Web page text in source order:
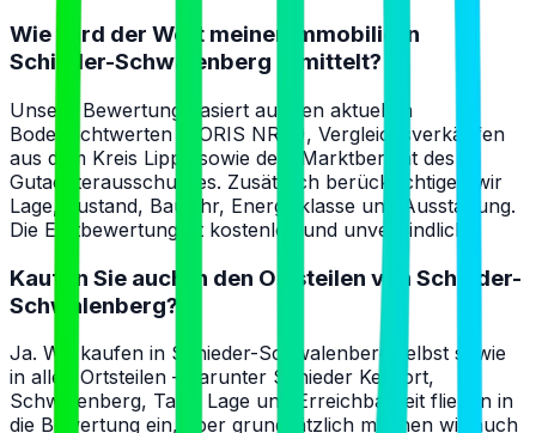
Wie wird der Wert meiner Immobilie in
Schieder-Schwalenberg ermittelt?
Unsere Bewertung basiert auf den aktuellen
Bodenrichtwerten (BORIS NRW), Vergleichsverkäufen
aus dem Kreis Lippe sowie dem Marktbericht des
Gutachterausschusses. Zusätzlich berücksichtigen wir
Lage, Zustand, Baujahr, Energieklasse und Ausstattung.
Die Erstbewertung ist kostenlos und unverbindlich.
Kaufen Sie auch in den Ortsteilen von Schieder-
Schwalenberg?
Ja. Wir kaufen in Schieder-Schwalenberg selbst sowie
in allen Ortsteilen – darunter Schieder Kernort,
Schwalenberg, Talle. Lage und Erreichbarkeit fließen in
die Bewertung ein, aber grundsätzlich machen wir auch